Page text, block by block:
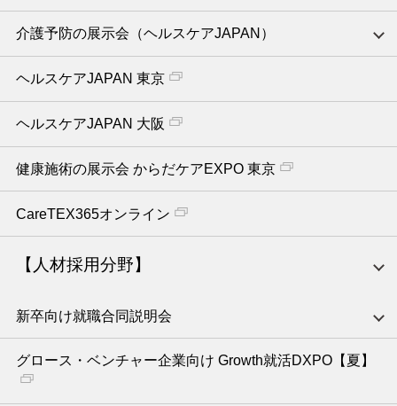
介護予防の展示会（ヘルスケアJAPAN）
ヘルスケアJAPAN 東京
ヘルスケアJAPAN 大阪
健康施術の展示会 からだケアEXPO 東京
CareTEX365オンライン
【人材採用分野】
新卒向け就職合同説明会
グロース・ベンチャー企業向け Growth就活DXPO【夏】